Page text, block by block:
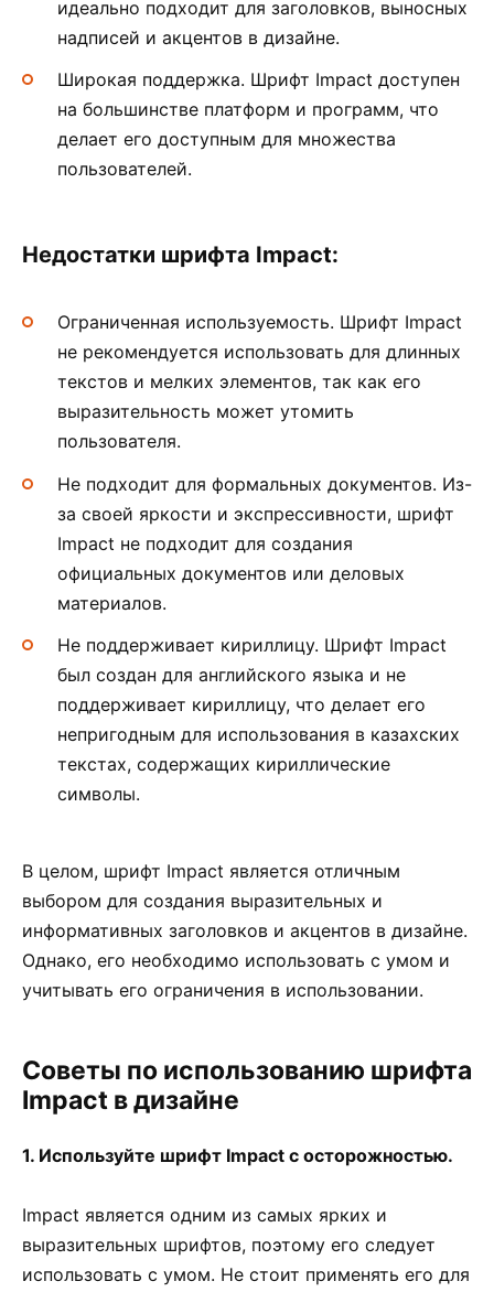
идеально подходит для заголовков, выносных
надписей и акцентов в дизайне.
Широкая поддержка. Шрифт Impact доступен
на большинстве платформ и программ, что
делает его доступным для множества
пользователей.
Недостатки шрифта Impact:
Ограниченная используемость. Шрифт Impact
не рекомендуется использовать для длинных
текстов и мелких элементов, так как его
выразительность может утомить
пользователя.
Не подходит для формальных документов. Из-
за своей яркости и экспрессивности, шрифт
Impact не подходит для создания
официальных документов или деловых
материалов.
Не поддерживает кириллицу. Шрифт Impact
был создан для английского языка и не
поддерживает кириллицу, что делает его
непригодным для использования в казахских
текстах, содержащих кириллические
символы.
В целом, шрифт Impact является отличным
выбором для создания выразительных и
информативных заголовков и акцентов в дизайне.
Однако, его необходимо использовать с умом и
учитывать его ограничения в использовании.
Советы по использованию шрифта
Impact в дизайне
1. Используйте шрифт Impact с осторожностью.
Impact является одним из самых ярких и
выразительных шрифтов, поэтому его следует
использовать с умом. Не стоит применять его для